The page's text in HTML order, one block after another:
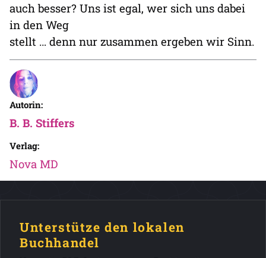
auch besser? Uns ist egal, wer sich uns dabei
in den Weg
stellt … denn nur zusammen ergeben wir Sinn.
Autorin:
B. B. Stiffers
Verlag:
Nova MD
Unterstütze den lokalen
Buchhandel